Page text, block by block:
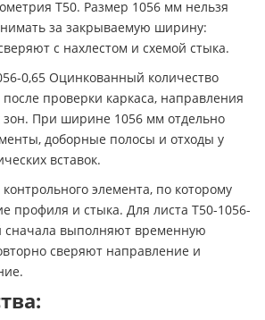
Т50. Размер 1056 мм нельзя
за закрываемую ширину:
с нахлестом и схемой стыка.
0,65 Оцинкованный количество
проверки каркаса, направления
При ширине 1056 мм отдельно
доборные полосы и отходы у
вставок.
элемента, по которому
профиля и стыка. Для листа Т50-1056-
выполняют временную
сверяют направление и